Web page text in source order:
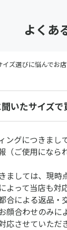
よくあ
イズ選びに悩んでお
いたサイズ
ングにつきま
（ご使用にな
ましては、現
よって当店も
による返品・
顔合わせのみ
させていただ